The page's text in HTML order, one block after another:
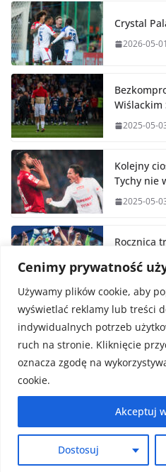
Cenimy prywatność
Używamy plików cookie, aby
wyświetlać reklamy lub treści
indywidualnych potrzeb
ruch na stronie. Kliknięcie
oznacza zgodę na
cookie.
Dostosuj
Akceptuj
Crystal
2026-05-01
Wiślackim
2025-05-
Kolejny
Tychy nie
2025-05-
Rocznica
2025-05-02
Prawa autorskie © 2026
Motyw:ColorMagstworzony
przez